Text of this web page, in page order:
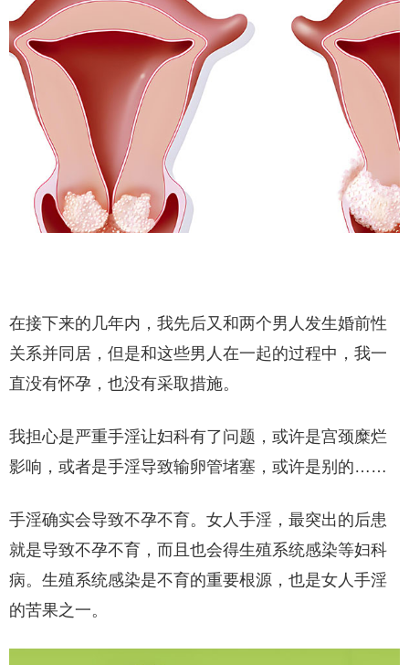
在接下来的几年内，我先后又和两个男人发生婚前性
关系并同居，但是和这些男人在一起的过程中，我一
直没有怀孕，也没有采取措施。
我担心是严重手淫让妇科有了问题，或许是宫颈糜烂
影响，或者是手淫导致输卵管堵塞，或许是别的……
手淫确实会导致不孕不育。女人手淫，最突出的后患
就是导致不孕不育，而且也会得生殖系统感染等妇科
病。生殖系统感染是不育的重要根源，也是女人手淫
的苦果之一。